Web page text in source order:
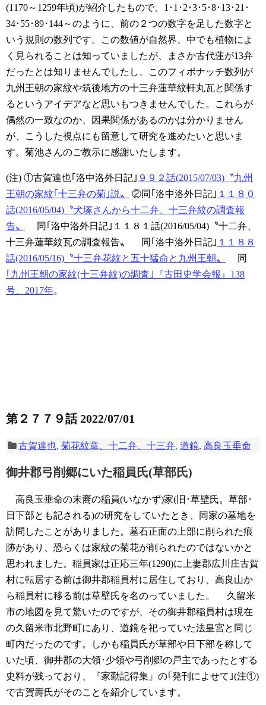
(1170～1259年頃)が紹介したもので、1･1･2･3･5･8･13･21･
34･55･89･144～のように、前の２つの数字を足した数字と
いう規則の数列です。この数値が自然界、中でも植物によ
く見られることは知っていましたが、まさか古代蓮が13弁
だったとは知りませんでしたし、このフィボナッチ数列が
九州王朝の家紋や筑後地方の十三弁蓮華紋軒丸瓦と関係す
るというアイデアなど思いもつきませんでした。これらが
偶然の一致なのか、因果関係があるのかは分かりません
が、こうした視点にも留意して研究を進めたいと思いま
す。菊池さんのご教示に感謝いたします。
(注) ①古賀達也｢洛中洛外日記｣ ９９２話(2015/07/03)〝九州
王朝の家紋｢十三弁の菊｣説〟
②同｢洛中洛外日記｣ １１８０
話(2016/05/04)〝犬塚さんから十二弁、十三弁紋の調査報
告〟
同｢洛中洛外日記｣１１８１話(2016/05/04)〝十二弁、
十三弁蓮華紋瓦の調査報告〟
同｢洛中洛外日記｣ １１８８
話(2016/05/16)〝十三弁花紋と五十猛命と九州王朝〟
同
｢九州王朝の家紋(十三弁紋)の調査｣『古田史学会報』138
号、2017年。
第２７７９話 2022/07/01
古賀達也, 菊花紋章、十二弁、十三弁, 道鏡, 高良玉垂命
御井郡弓削郷にいた稲員氏(草部氏)
高良玉垂命の末裔の稲員(いなかず)家(旧･草壁氏。草部･
日下部とも記される)の研究をしていたとき、同家の墓地を
訪問したことがありました。墓石正面の上部に削られた痕
跡があり、恐らくは家紋の菊花が削られたのではないかと
思われました。稲員家は正応三年(1290)に上妻郡広川庄古賀
村に転居する前は御井郡稲員村に居住しており、高良山か
ら稲員村に移る前は草壁氏を名のっていました。
久留米
市の地図を見て驚いたのですが、その御井郡稲員村は現在
の久留米市北野町にあり、道鏡を祀っていた法皇宮と同じ
町内だったのです。しかも稲員氏が草部や日下部を称して
いた頃、御井郡の大領･少領や弓削郷の戸主であったとする
史料が残っており、『家勤記得集』の｢発刊によせて｣(注①)
で古賀壽氏がそのことを紹介しています。